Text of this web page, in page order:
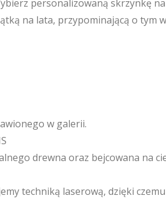
personalizowaną skrzynkę
na lata, przypominającą o tym
w galerii.
drewna oraz bejcowana na
techniką laserową, dzięki